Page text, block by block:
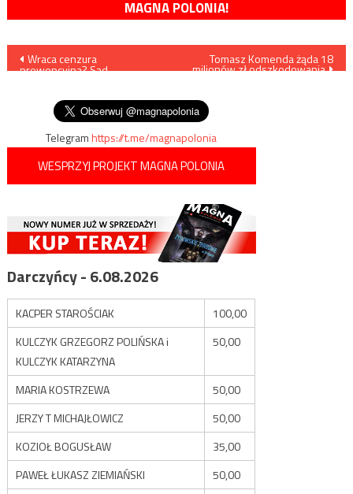
MAGNA POLONIA!
Nawigacja
wpisu
Wraca cenzura
prewencyjna? Sąd
Tomasz Komenda żąda 18
milionów zł odszkodowania
Telegramhttps://t.me/magnapolonia
WESPRZYJ PROJEKT MAGNA POLONIA
Darczyńcy - 6.08.2026
KACPER STAROŚCIAK
100,00
KULCZYK GRZEGORZ POLIŃSKA i
KULCZYK KATARZYNA
50,00
MARIA KOSTRZEWA
50,00
JERZY T MICHAJŁOWICZ
50,00
KOZIOŁ BOGUSŁAW
35,00
PAWEŁ ŁUKASZ ZIEMIAŃSKI
50,00